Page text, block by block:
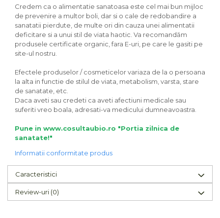
Credem ca o alimentatie sanatoasa este cel mai bun mijloc
de prevenire a multor boli, dar si o cale de redobandire a
sanatatii pierdute, de multe ori din cauza unei alimentatii
deficitare si a unui stil de viata haotic. Va recomandăm
produsele certificate organic, fara E-uri, pe care le gasiti pe
site-ul nostru.
Efectele produselor / cosmeticelor variaza de la o persoana
la alta in functie de stilul de viata, metabolism, varsta, stare
de sanatate, etc.
Daca aveti sau credeti ca aveti afectiuni medicale sau
suferiti vreo boala, adresati-va medicului dumneavoastra.
Pune in www.cosultaubio.ro "Portia zilnica de
sanatate!"
Informatii conformitate produs
Caracteristici
Review-uri (0)